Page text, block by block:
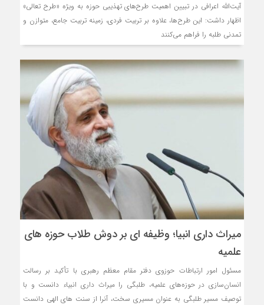
آیت‌الله اعرافی در تبیین اهمیت طرح‌های تهذیبی حوزه به ویژه «طرح تعالی»
اظهار داشت: این طرح‌ها، علاوه بر تربیت فردی، زمینه تربیت جامع، متوازن و
تمدنی طلبه را فراهم می‌کنند
میراث داری انبیا؛ وظیفه ای بر دوش طلاب حوزه های
علمیه
مسئول امور ارتباطات حوزوی دفتر مقام معظم رهبری با تأکید بر رسالت
انسان‌سازی در حوزه‌های علمیه، طلبگی را میراث داری انبیاء دانست و با
توصیف مسیر طلبگی به عنوان مسیری سخت، آنرا از سنت های الهی دانست